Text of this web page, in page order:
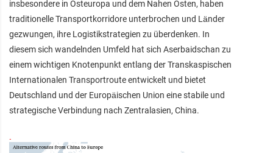
insbesondere in Osteuropa und dem Nahen Osten, haben
traditionelle Transportkorridore unterbrochen und Länder
gezwungen, ihre Logistikstrategien zu überdenken. In
diesem sich wandelnden Umfeld hat sich Aserbaidschan zu
einem wichtigen Knotenpunkt entlang der Transkaspischen
Internationalen Transportroute entwickelt und bietet
Deutschland und der Europäischen Union eine stabile und
strategische Verbindung nach Zentralasien, China.